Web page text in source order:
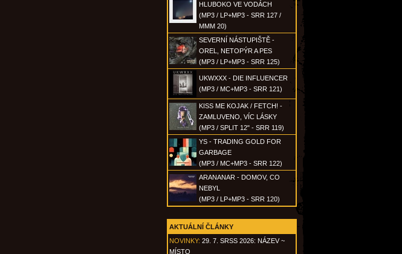
HLUBOKO VE VODÁCH
(MP3 / LP+MP3 - SRR 127 /
MMM 20)
SEVERNÍ NÁSTUPIŠTĚ -
OREL, NETOPÝR A PES
(MP3 / LP+MP3 - SRR 125)
UKWXXX - DIE INFLUENCER
(MP3 / MC+MP3 - SRR 121)
KISS ME KOJAK / FETCH! -
ZAMLUVENO, VÍC LÁSKY
(MP3 / SPLIT 12" - SRR 119)
YS - TRADING GOLD FOR
GARBAGE
(MP3 / MC+MP3 - SRR 122)
ARANANAR - DOMOV, CO
NEBYL
(MP3 / LP+MP3 - SRR 120)
AKTUÁLNÍ ČLÁNKY
NOVINKY: 29. 7. SRSS 2026: NÁZEV ~
MÍSTO